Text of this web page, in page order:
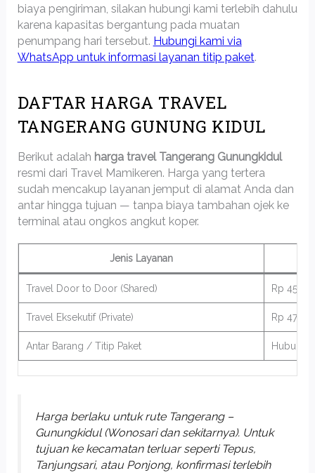
biaya pengiriman, silakan hubungi kami terlebih dahulu
karena kapasitas bergantung pada muatan
penumpang hari tersebut. Hubungi kami via
WhatsApp untuk informasi layanan titip paket.
DAFTAR HARGA TRAVEL
TANGERANG GUNUNG KIDUL
Berikut adalah harga travel Tangerang Gunungkidul
resmi dari Travel Mamikeren. Harga yang tertera
sudah mencakup layanan jemput di alamat Anda dan
antar hingga tujuan — tanpa biaya tambahan ojek ke
terminal atau ongkos angkut koper.
Jenis Layanan
Travel Door to Door (Shared) Rp
Travel Eksekutif (Private) Rp
Antar Barang / Titip Paket Hubungi
Harga berlaku untuk rute Tangerang –
Gunungkidul (Wonosari dan sekitarnya). Untuk
tujuan ke kecamatan terluar seperti Tepus,
Tanjungsari, atau Ponjong, konfirmasi terlebih